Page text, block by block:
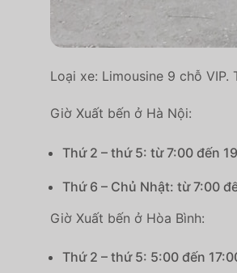
Loại xe: Limousine 9 chỗ
Giờ Xuất bến ở Hà Nội:
Thứ 2 – thứ 5: từ 7:00 đến
Thứ 6 – Chủ Nhật: từ 7:00
Giờ Xuất bến ở Hòa Bình:
Thứ 2 – thứ 5: 5:00 đến